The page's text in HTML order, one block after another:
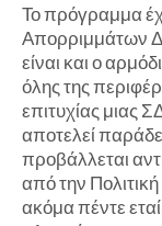
Το πρόγραμμα
Απορριμμάτων
είναι και ο
όλης της
επιτυχίας μιας
αποτελεί
προβάλλεται
από την
ακόμα πέντε